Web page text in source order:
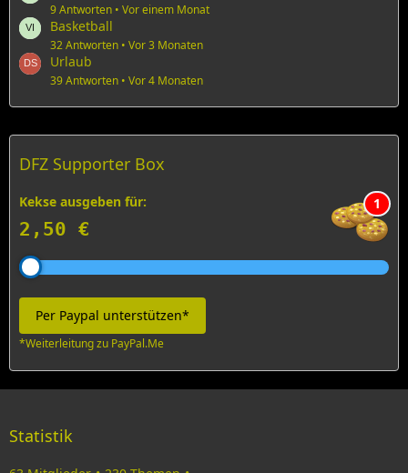
9 Antworten Vor einem Monat
Basketball
32 Antworten Vor 3 Monaten
Urlaub
39 Antworten Vor 4 Monaten
DFZ Supporter Box
Kekse ausgeben für:
2,50 €
1
Per Paypal unterstützen*
*Weiterleitung zu PayPal.Me
Statistik